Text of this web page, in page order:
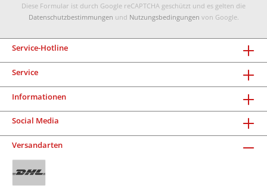
Diese Formular ist durch Google reCAPTCHA geschützt und es gelten die
Datenschutzbestimmungen und Nutzungsbedingungen von Google.
Service-Hotline
Service
Informationen
Social Media
Versandarten